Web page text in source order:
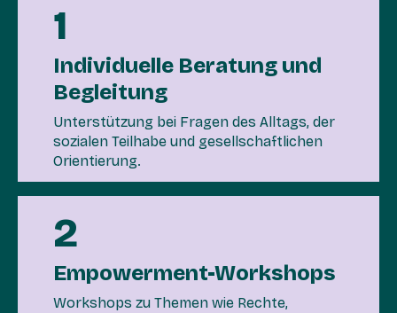
1
Individuelle Beratung und
Begleitung
Unterstützung bei Fragen des Alltags, der
sozialen Teilhabe und gesellschaftlichen
Orientierung.
2
Empowerment-Workshops
Workshops zu Themen wie Rechte,